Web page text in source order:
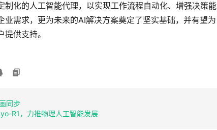
化的人工智能代理，以实现工作流程自动化、增强决策能
需求，更为未来的AI解决方案奠定了坚实基础，并有望为
供支持。
同步
R1，力推物理人工智能发展